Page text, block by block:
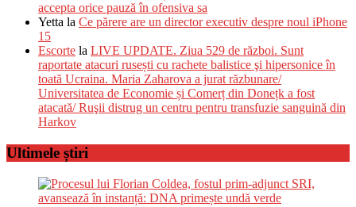
accepta orice pauză în ofensiva sa
Yetta la Ce părere are un director executiv despre noul iPhone
15
Escorte la LIVE UPDATE. Ziua 529 de război. Sunt
raportate atacuri rusești cu rachete balistice şi hipersonice în
toată Ucraina. Maria Zaharova a jurat răzbunare/
Universitatea de Economie și Comerț din Donețk a fost
atacată/ Ruşii distrug un centru pentru transfuzie sanguină din
Harkov
Ultimele știri